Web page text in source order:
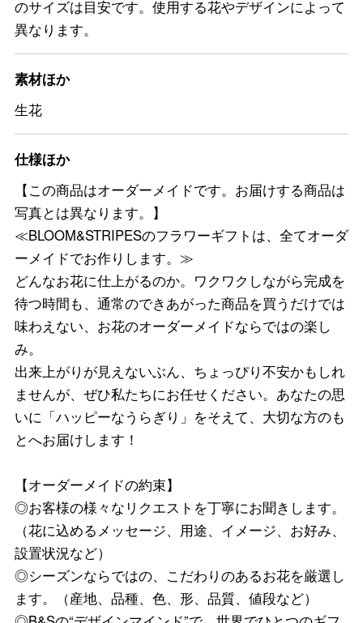
のサイズは目安です。使用する花やデザインによって
異なります。
素材ほか
生花
仕様ほか
【この商品はオーダーメイドです。お届けする商品は
写真とは異なります。】
≪BLOOM&STRIPESのフラワーギフトは、全てオーダ
ーメイドでお作りします。≫
どんなお花に仕上がるのか。ワクワクしながら完成を
待つ時間も、通常のできあがった商品を買うだけでは
味わえない、お花のオーダーメイドならではの楽し
み。
出来上がりが見えないぶん、ちょっぴり不安かもしれ
ませんが、ぜひ私たちにお任せください。あなたの思
いに「ハッピーなうらぎり」をそえて、大切な方のも
とへお届けします！
【オーダーメイドの約束】
◎お客様の様々なリクエストを丁寧にお聞きします。
（花に込めるメッセージ、用途、イメージ、お好み、
設置状況など）
◎シーズンならではの、こだわりのあるお花を厳選し
ます。（産地、品種、色、形、品質、値段など）